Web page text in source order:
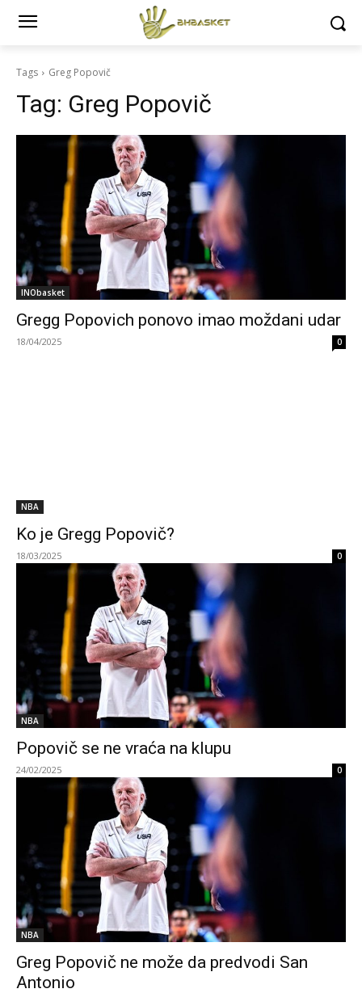
Tags Greg Popovič
Tag: Greg Popovič
INObasket
Gregg Popovich ponovo imao moždani udar
18/04/2025 0
NBA
Ko je Gregg Popovič?
18/03/2025 0
NBA
Popovič se ne vraća na klupu
24/02/2025 0
NBA
Greg Popovič ne može da predvodi San
Antonio